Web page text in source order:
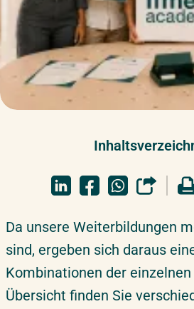
Modulkombinationen
Überblick
Da unsere Weiterbildungen
sind, ergeben sich daraus
Kombinationen der
Übersicht finden Sie